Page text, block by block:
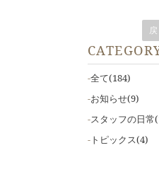
全て(184)
お知らせ(9)
スタッフの日常
トピックス(4)